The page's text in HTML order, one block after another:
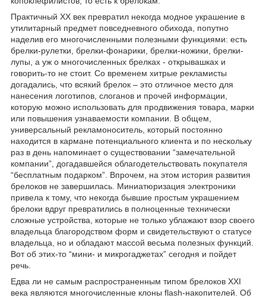
Практичный XX век превратил некогда модное украшение в
утилитарный предмет повседневного обихода, попутно
наделив его многочисленными полезными функциями: есть
брелки-рулетки, брелки-фонарики, брелки-ножики, брелки-
лупы, а уж о многочисленных брелках - открывашках и
говорить-то не стоит. Со временем хитрые рекламисты
догадались, что всякий брелок – это отличное место для
нанесения логотипов, слоганов и прочей информации,
которую можно использовать для продвижения товара, марки
или повышения узнаваемости компании. В общем,
универсальный рекламоноситель, который постоянно
находится в кармане потенциального клиента и по нескольку
раз в день напоминает о существовании “замечательной
компании”, догадавшейся облагодетельствовать покупателя
“бесплатным подарком”. Впрочем, на этом история развития
брелоков не завершилась. Миниатюризация электроники
привела к тому, что некогда бывшие простым украшением
брелоки вдруг превратились в полноценные технически
сложные устройства, которые не только ублажают взор своего
владельца благородством форм и свидетельствуют о статусе
владельца, но и обладают массой весьма полезных функций.
Вот об этих-то “мини- и микрогаджетах” сегодня и пойдет
речь.
Едва ли не самым распространенным типом брелоков XXI
века являются многочисленные клоны flash-накопителей. Об